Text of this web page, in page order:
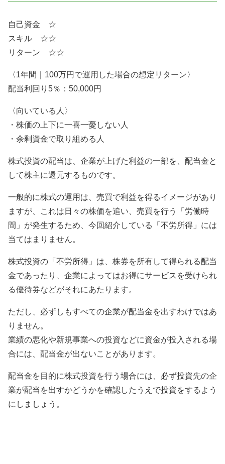
自己資金 ☆
スキル ☆☆
リターン ☆☆
〈1年間｜100万円で運用した場合の想定リターン〉
配当利回り5％：50,000円
〈向いている人〉
・株価の上下に一喜一憂しない人
・余剰資金で取り組める人
株式投資の配当は、企業が上げた利益の一部を、配当金と
して株主に還元するものです。
一般的に株式の運用は、売買で利益を得るイメージがあり
ますが、これは日々の株価を追い、売買を行う「労働時
間」が発生するため、今回紹介している「不労所得」には
当てはまりません。
株式投資の「不労所得」は、株券を所有して得られる配当
金であったり、企業によってはお得にサービスを受けられ
る優待券などがそれにあたります。
ただし、必ずしもすべての企業が配当金を出すわけではあ
りません。
業績の悪化や新規事業への投資などに資金が投入される場
合には、配当金が出ないことがあります。
配当金を目的に株式投資を行う場合には、必ず投資先の企
業が配当を出すかどうかを確認したうえで投資をするよう
にしましょう。